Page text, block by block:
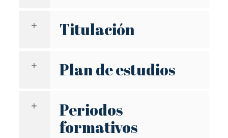
Titulación
Plan de estudios
Periodos
formativos